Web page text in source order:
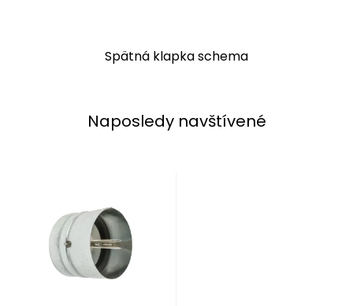
Spätná klapka schema
Naposledy navštívené